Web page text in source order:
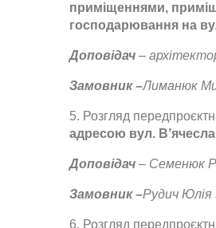
приміщеннями,
господарювання на
Доповідач –
Замовник –Лиманюк
5. Розгляд
адресою вул. В’
Доповідач – Семенюк
Замовник –Рудич Юлія
6. Розгляд